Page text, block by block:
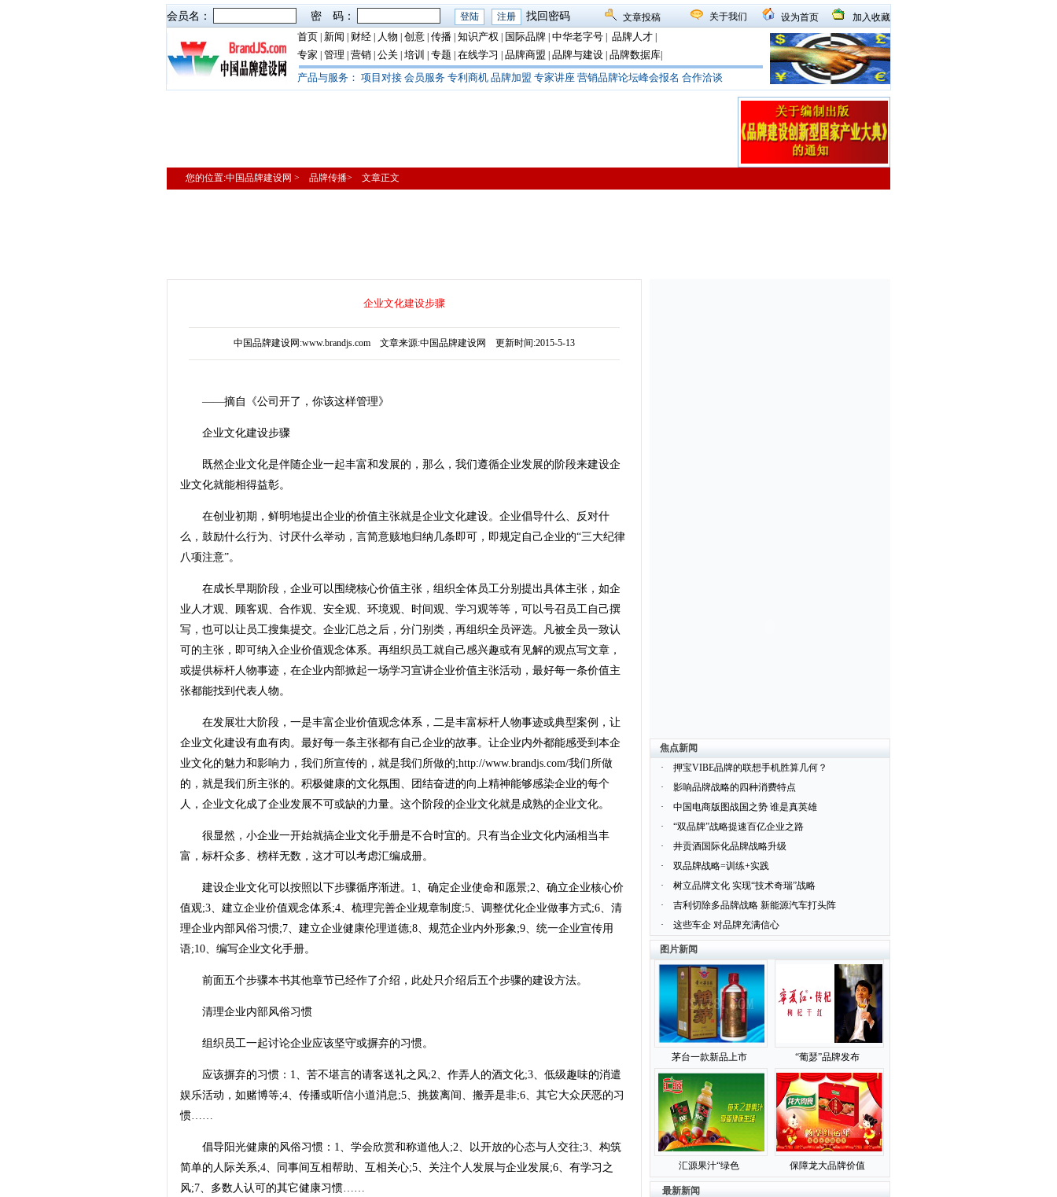
会员名： 密 码： 找回密码 文章投稿 关于我们 设为首页 加入收藏
首页 新闻 财经 人物 创意 传播 知识产权 国际品牌 中华老字号 品牌人才
专家 管理 营销 公关 培训 专题 在线学习 品牌商盟 品牌与建设 品牌数据库
产品与服务： 项目对接 会员服务 专利商机 品牌加盟 专家讲座 营销品牌论坛峰会报名 合作洽谈
您的位置:中国品牌建设网 > 品牌传播> 文章正文
企业文化建设步骤
中国品牌建设网:www.brandjs.com 文章来源:中国品牌建设网 更新时间:2015-5-13
——摘自《公司开了，你该这样管理》
企业文化建设步骤
既然企业文化是伴随企业一起丰富和发展的，那么，我们遵循企业发展的阶段来建设企
业文化就能相得益彰。
在创业初期，鲜明地提出企业的价值主张就是企业文化建设。企业倡导什么、反对什
么，鼓励什么行为、讨厌什么举动，言简意赅地归纳几条即可，即规定自己企业的“三大纪律
八项注意”。
在成长早期阶段，企业可以围绕核心价值主张，组织全体员工分别提出具体主张，如企
业人才观、顾客观、合作观、安全观、环境观、时间观、学习观等等，可以号召员工自己撰
写，也可以让员工搜集提交。企业汇总之后，分门别类，再组织全员评选。凡被全员一致认
可的主张，即可纳入企业价值观念体系。再组织员工就自己感兴趣或有见解的观点写文章，
或提供标杆人物事迹，在企业内部掀起一场学习宣讲企业价值主张活动，最好每一条价值主
张都能找到代表人物。
在发展壮大阶段，一是丰富企业价值观念体系，二是丰富标杆人物事迹或典型案例，让
企业文化建设有血有肉。最好每一条主张都有自己企业的故事。让企业内外都能感受到本企
业文化的魅力和影响力，我们所宣传的，就是我们所做的;http://www.brandjs.com/我们所做
的，就是我们所主张的。积极健康的文化氛围、团结奋进的向上精神能够感染企业的每个
人，企业文化成了企业发展不可或缺的力量。这个阶段的企业文化就是成熟的企业文化。
很显然，小企业一开始就搞企业文化手册是不合时宜的。只有当企业文化内涵相当丰
富，标杆众多、榜样无数，这才可以考虑汇编成册。
建设企业文化可以按照以下步骤循序渐进。1、确定企业使命和愿景;2、确立企业核心价
值观;3、建立企业价值观念体系;4、梳理完善企业规章制度;5、调整优化企业做事方式;6、清
理企业内部风俗习惯;7、建立企业健康伦理道德;8、规范企业内外形象;9、统一企业宣传用
语;10、编写企业文化手册。
前面五个步骤本书其他章节已经作了介绍，此处只介绍后五个步骤的建设方法。
清理企业内部风俗习惯
组织员工一起讨论企业应该坚守或摒弃的习惯。
应该摒弃的习惯：1、苦不堪言的请客送礼之风;2、作弄人的酒文化;3、低级趣味的消遣
娱乐活动，如赌博等;4、传播或听信小道消息;5、挑拨离间、搬弄是非;6、其它大众厌恶的习
惯……
倡导阳光健康的风俗习惯：1、学会欣赏和称道他人;2、以开放的心态与人交往;3、构筑
简单的人际关系;4、同事间互相帮助、互相关心;5、关注个人发展与企业发展;6、有学习之
风;7、多数人认可的其它健康习惯……
焦点新闻
·
押宝VIBE品牌的联想手机胜算几何？
·
影响品牌战略的四种消费特点
·
中国电商版图战国之势 谁是真英雄
·
“双品牌”战略提速百亿企业之路
·
井贡酒国际化品牌战略升级
·
双品牌战略=训练+实践
·
树立品牌文化 实现“技术奇瑞”战略
·
吉利切除多品牌战略 新能源汽车打头阵
·
这些车企 对品牌充满信心
图片新闻
茅台一款新品上市 “葡瑟”品牌发布
汇源果汁“绿色 保障龙大品牌价值
最新新闻